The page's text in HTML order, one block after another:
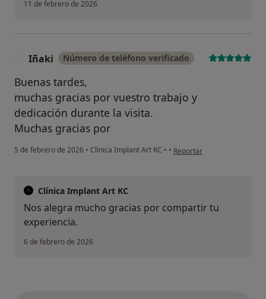
11 de febrero de 2026
Iñaki Número de teléfono verificado
Buenas tardes,
muchas gracias por vuestro trabajo y
dedicación durante la visita.
Muchas gracias por
5 de febrero de 2026 • Clínica Implant Art KC • • en opinión del usuario Iñaki
Reportar
Clínica Implant Art KC
Nos alegra mucho gracias por compartir tu
experiencia.
6 de febrero de 2026